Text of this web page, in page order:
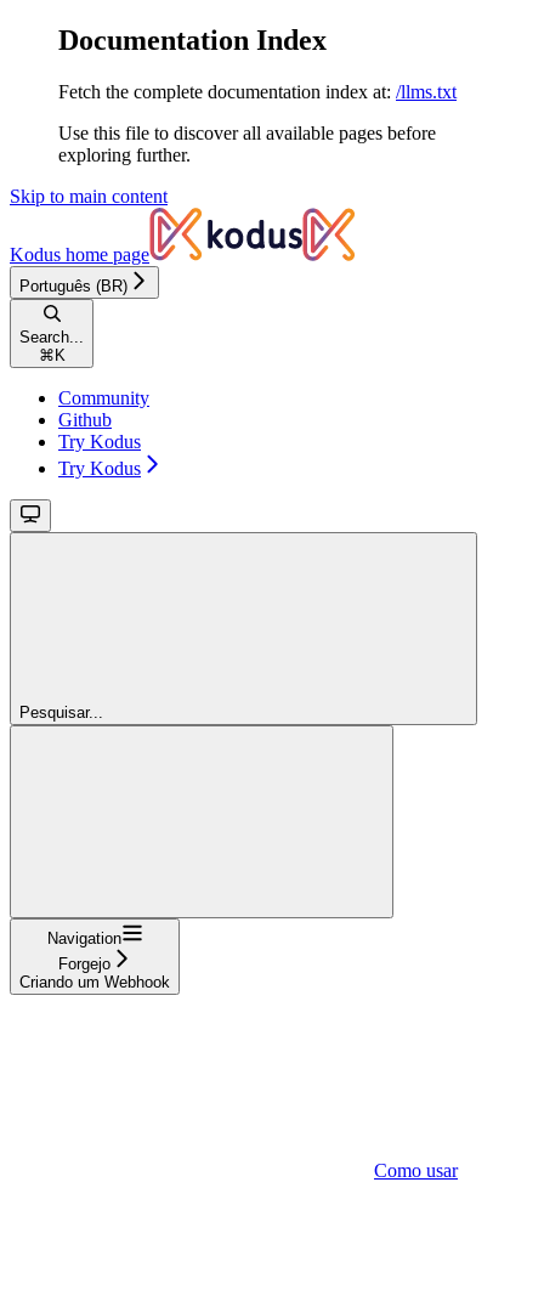
Documentation Index
Fetch the complete documentation index at: /llms.txt
Use this file to discover all available pages before
exploring further.
Skip to main content
Kodus home page
Português (BR)
Search...
⌘ K
Community
Github
Try Kodus
Try Kodus
Pesquisar...
Navigation
Forgejo
Criando um Webhook
Como usar